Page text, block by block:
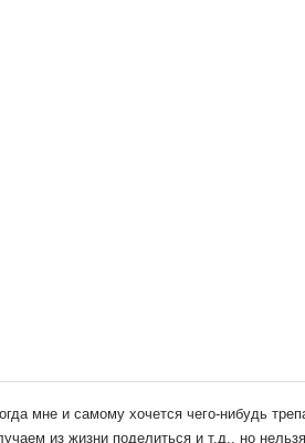
мне и самому хочется чего-нибудь
из жизни поделиться и т.д., но